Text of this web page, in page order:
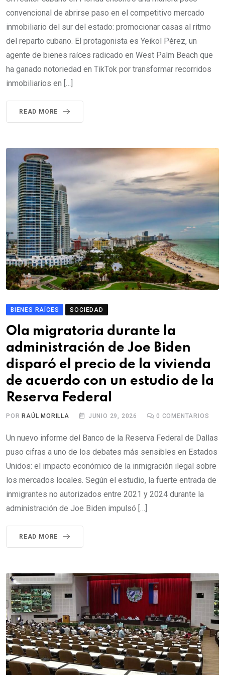
convencional de abrirse paso en el competitivo mercado
inmobiliario del sur del estado: promocionar casas al ritmo
del reparto cubano. El protagonista es Yeikol Pérez, un
agente de bienes raíces radicado en West Palm Beach que
ha ganado notoriedad en TikTok por transformar recorridos
inmobiliarios en […]
READ MORE
BIENES RAÍCES SOCIEDAD
Ola migratoria durante la
administración de Joe Biden
disparó el precio de la vivienda
de acuerdo con un estudio de la
Reserva Federal
POR RAÚL MORILLA JUNIO 29, 2026 0 COMENTARIOS
Un nuevo informe del Banco de la Reserva Federal de Dallas
puso cifras a uno de los debates más sensibles en Estados
Unidos: el impacto económico de la inmigración ilegal sobre
los mercados locales. Según el estudio, la fuerte entrada de
inmigrantes no autorizados entre 2021 y 2024 durante la
administración de Joe Biden impulsó […]
READ MORE